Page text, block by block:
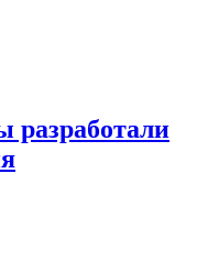
разработали